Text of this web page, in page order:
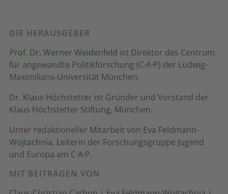
DIE HERAUSGEBER
Prof. Dr. Werner Weidenfeld ist Direktor des Centrum
für angewandte Politikforschung (C·A·P) der Ludwig-
Maximilians-Universität München.
Dr. Klaus Höchstetter ist Gründer und Vorstand der
Klaus Höchstetter Stiftung, München.
Unter redaktioneller Mitarbeit von Eva Feldmann-
Wojtachnia, Leiterin der Forschungsgruppe Jugend
und Europa am C·A·P.
MIT BEITRÄGEN VON